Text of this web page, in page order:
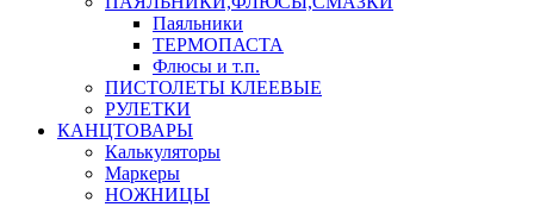
Паяльники
ТЕРМОПАСТА
Флюсы и т.п.
ПИСТОЛЕТЫ КЛЕЕВЫЕ
РУЛЕТКИ
КАНЦТОВАРЫ
Калькуляторы
Маркеры
НОЖНИЦЫ